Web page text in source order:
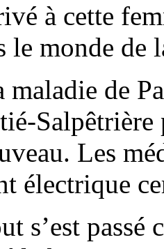
à cette
le monde de
de
Les
électrique
s’est passé